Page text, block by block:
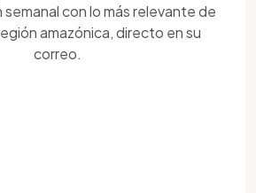
con lo más relevante de
amazónica, directo en su
correo.